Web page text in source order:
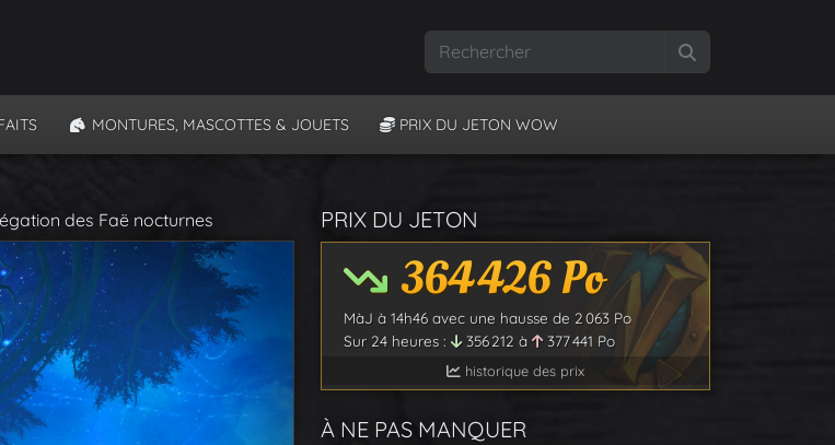
MONTURES, MASCOTTES & JOUETS PRIX DU JETON WOW
des Faë nocturnes PRIX DU JETON
364 426Po
MàJ à 14h46 avec une hausse de 2 063 Po
Sur 24 heures :
356 212 à 377 441 Po
historique des prix
À NE PAS MANQUER